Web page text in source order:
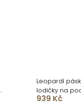
Leopardí
lodičky na
OLIVRA
939 Kč